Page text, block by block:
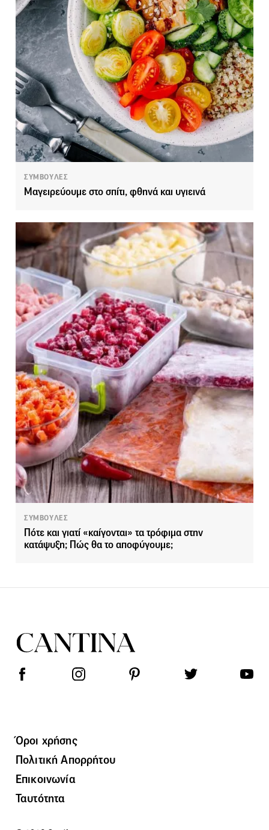
ΣΥΜΒΟΥΛΕΣ
Μαγειρεύουμε στο σπίτι, φθηνά και υγιεινά
ΣΥΜΒΟΥΛΕΣ
Πότε και γιατί «καίγονται» τα τρόφιμα στην
κατάψυξη; Πώς θα το αποφύγουμε;
Όροι χρήσης
Πολιτική Απορρήτου
Επικοινωνία
Ταυτότητα